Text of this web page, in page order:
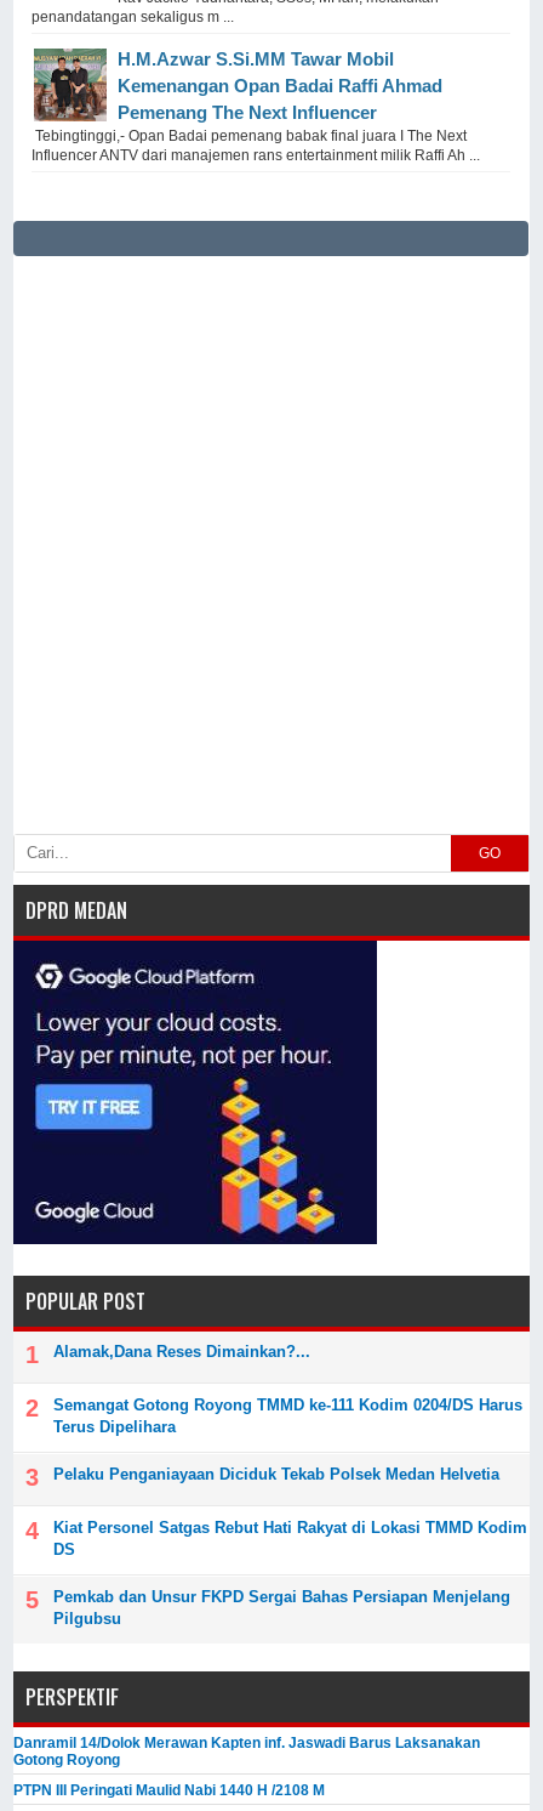
penandatangan sekaligus m ...
H.M.Azwar S.Si.MM Tawar Mobil
Kemenangan Opan Badai Raffi Ahmad
Pemenang The Next Influencer
Tebingtinggi,- Opan Badai pemenang babak final juara I The Next
Influencer ANTV dari manajemen rans entertainment milik Raffi Ah ...
GO
DPRD MEDAN
POPULAR POST
Alamak,Dana Reses Dimainkan?...
Semangat Gotong Royong TMMD ke-111 Kodim 0204/DS Harus
Terus Dipelihara
Pelaku Penganiayaan Diciduk Tekab Polsek Medan Helvetia
Kiat Personel Satgas Rebut Hati Rakyat di Lokasi TMMD Kodim
DS
Pemkab dan Unsur FKPD Sergai Bahas Persiapan Menjelang
Pilgubsu
PERSPEKTIF
Danramil 14/Dolok Merawan Kapten inf. Jaswadi Barus Laksanakan
Gotong Royong
PTPN III Peringati Maulid Nabi 1440 H /2108 M